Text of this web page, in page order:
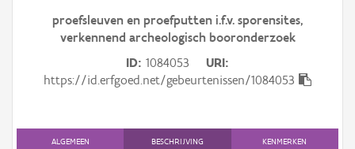
Waarneming
Gebeurtenis
proefsleuven en proefputten i.f.v. sporensites,
verkennend archeologisch booronderzoek
ID 1084053
URI
https://id.erfgoed.net/gebeurtenissen/1084053
ALGEMEEN BESCHRIJVING KENMERKEN